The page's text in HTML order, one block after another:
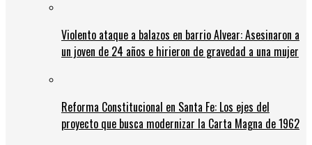
Violento ataque a balazos en barrio Alvear: Asesinaron a
un joven de 24 años e hirieron de gravedad a una mujer
Reforma Constitucional en Santa Fe: Los ejes del
proyecto que busca modernizar la Carta Magna de 1962